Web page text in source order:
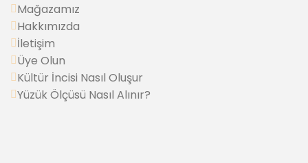
Mağazamız
Hakkımızda
İletişim
Üye Olun
Kültür İncisi Nasıl Oluşur
Yüzük Ölçüsü Nasıl Alınır?